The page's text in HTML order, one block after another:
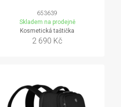
653639
Skladem na prodejně
Kosmetická taštička
2 690 Kč